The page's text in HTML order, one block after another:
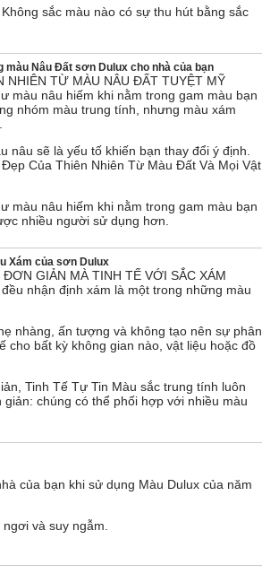
sắc màu nào có sự thu hút bằng sắc
màu Nâu Đất sơn Dulux cho nhà của bạn
NHIÊN TỪ MÀU NÂU ĐẤT TUYỆT MỸ
màu nâu hiếm khi nằm trong gam màu bạn
nhóm màu trung tính, nhưng màu xám
nâu sẽ là yếu tố khiến bạn thay đổi ý định.
Của Thiên Nhiên Từ Màu Đất Và Mọi Vật
màu nâu hiếm khi nằm trong gam màu bạn
nhiều người sử dụng hơn.
Xám của sơn Dulux
GIẢN MÀ TINH TẾ VỚI SẮC XÁM
nhận định xám là một trong những màu
nhàng, ấn tượng và không tạo nên sự phân
cho bất kỳ không gian nào, vật liệu hoặc đồ
Tinh Tế Tự Tin Màu sắc trung tính luôn
chúng có thể phối hợp với nhiều màu
của bạn khi sử dụng Màu Dulux của năm
và suy ngẫm.